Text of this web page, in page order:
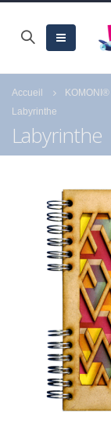
Accueil
Labyrinthe
Labyrinthe